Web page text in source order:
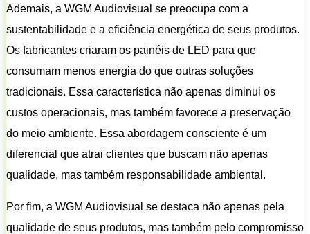
Ademais, a WGM Audiovisual se preocupa com a
sustentabilidade e a eficiência energética de seus produtos.
Os fabricantes criaram os painéis de LED para que
consumam menos energia do que outras soluções
tradicionais. Essa característica não apenas diminui os
custos operacionais, mas também favorece a preservação
do meio ambiente. Essa abordagem consciente é um
diferencial que atrai clientes que buscam não apenas
qualidade, mas também responsabilidade ambiental.
Por fim, a WGM Audiovisual se destaca não apenas pela
qualidade de seus produtos, mas também pelo compromisso